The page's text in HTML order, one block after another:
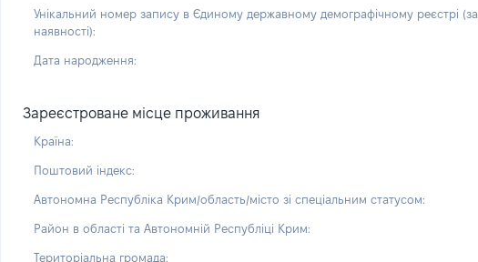
Унікальний номер запису в Єдиному державному демографічному реєстрі (за
наявності):
Дата народження:
Зареєстроване місце проживання
Країна:
Поштовий індекс:
Автономна Республіка Крим/область/місто зі спеціальним статусом:
Район в області та Автономній Республіці Крим:
Територіальна громада: